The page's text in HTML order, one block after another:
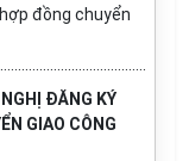
đồng chuyển
ĐĂNG KÝ
GIAO CÔNG